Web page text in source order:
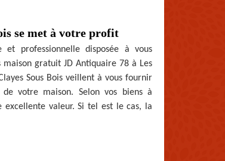
se met à votre profit
professionnelle disposée à vous
gratuit JD Antiquaire 78 à Les
Sous Bois veillent à vous fournir
votre maison. Selon vos biens à
valeur. Si tel est le cas, la